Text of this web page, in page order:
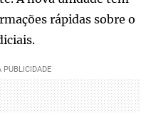
rápidas sobre o